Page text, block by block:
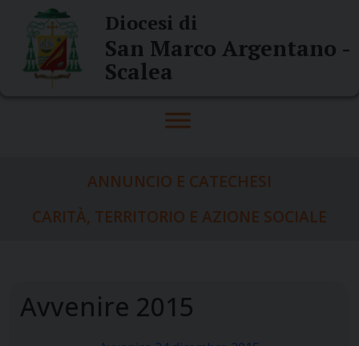
content
Diocesi di
San Marco Argentano -
Scalea
ANNUNCIO E CATECHESI
CARITÀ, TERRITORIO E AZIONE SOCIALE
Avvenire 2015